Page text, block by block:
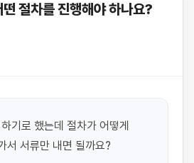
절차를 진행해야 하나요?
기로 했는데 절차가 어떻게
서 서류만 내면 될까요?